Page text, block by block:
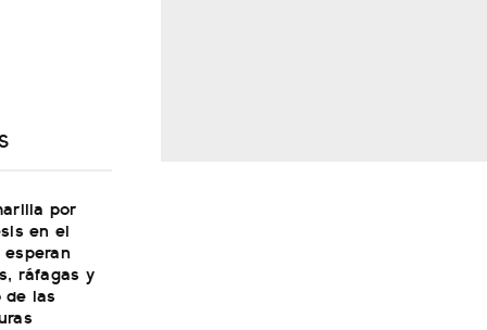
por
en el
esperan
ráfagas y
de las